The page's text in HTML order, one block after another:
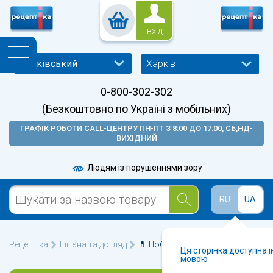
ВХІД
Харків
0-800-302-302
(Безкоштовно по Україні з мобільних)
ГРАФІК РОБОТИ CALL-ЦЕНТРУ ПН-ПТ З 8:00 ДО 17:00, СБ,НД-
ВИХІДНИЙ
Людям із порушеннями зору
RU UA
Ця сторінка доступна
мовою
Рецептіка Гігієна та догляд 💊 Побутова хімія у Харкові 🩺